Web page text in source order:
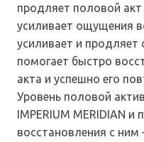
продляет половой акт
усиливает ощущения
усиливает и продляет
помогает быстро
акта и успешно его
Уровень половой
IMPERIUM MERIDIAN и
восстановления с